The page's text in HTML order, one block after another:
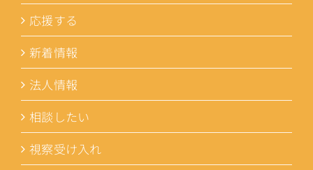
応援する
新着情報
法人情報
相談したい
視察受け入れ